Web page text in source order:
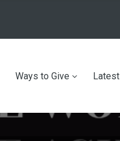
Ways to Give Latest